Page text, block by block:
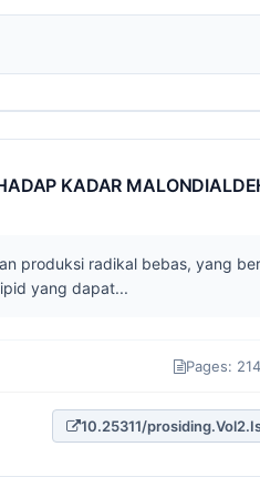
KADAR
produksi radikal bebas, yang
yang dapat...
Pages:
10.25311/